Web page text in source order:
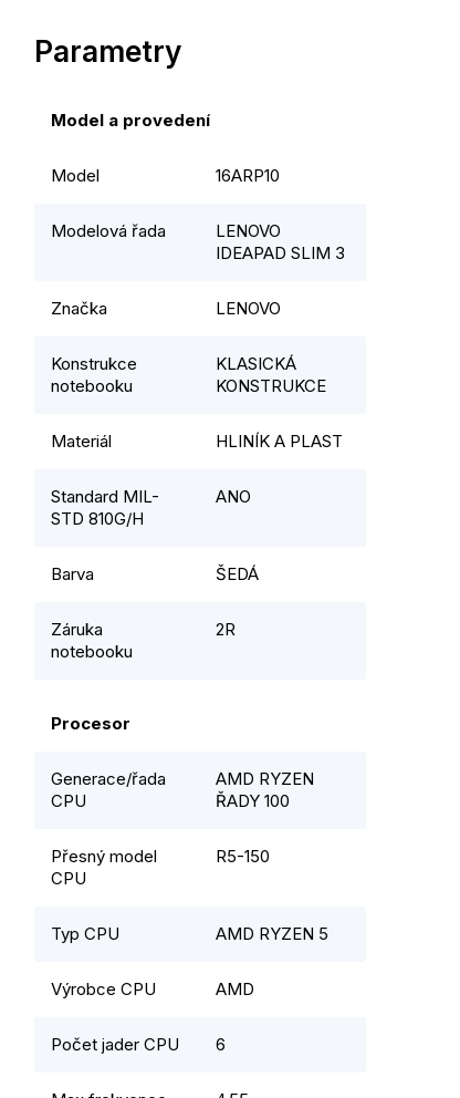
Parametry
Model a provedení
Model 16ARP10
Modelová řada
LENOVO
IDEAPAD SLIM 3
Značka LENOVO
Konstrukce
notebooku
KLASICKÁ
KONSTRUKCE
Materiál HLINÍK A PLAST
Standard MIL-
STD 810G/H
ANO
Barva ŠEDÁ
Záruka
notebooku
2R
Procesor
Generace/řada
CPU
AMD RYZEN
ŘADY 100
Přesný model
CPU
R5-150
Typ CPU AMD RYZEN 5
Výrobce CPU AMD
Počet jader CPU 6